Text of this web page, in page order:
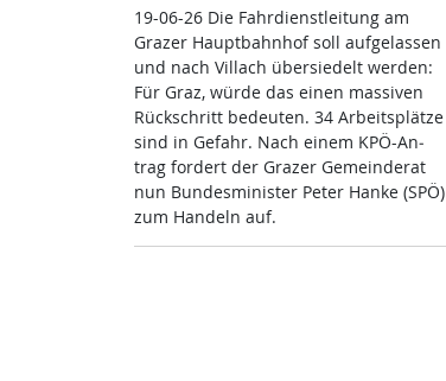
19-06-26 Die Fahr­di­enst­lei­tung am
Gra­zer Haupt­bahn­hof soll auf­ge­las­sen
und nach Vil­lach über­sie­delt wer­den:
Für Graz, wür­de das ei­nen mas­si­ven
Rück­schritt be­deu­ten. 34 Ar­beits­plät­ze
sind in Ge­fahr. Nach ei­nem KPÖ-An­
trag for­dert der Gra­zer Ge­mein­de­rat
nun Bun­des­mi­nis­ter Pe­ter Han­ke (SPÖ)
zum Han­deln auf.